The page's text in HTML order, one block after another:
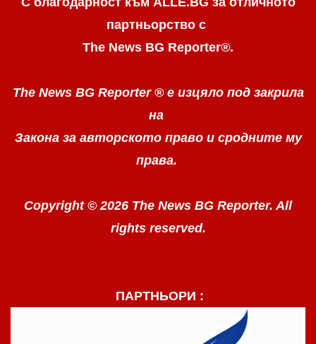
партньорство с
The News BG Reporter®.
The News BG Reporter ® е изцяло под закрила
на
Закона за авторското право и сродните му
права.
Copyright © 2026 The News BG Reporter. All
rights reserved.
ПАРТНЬОРИ :